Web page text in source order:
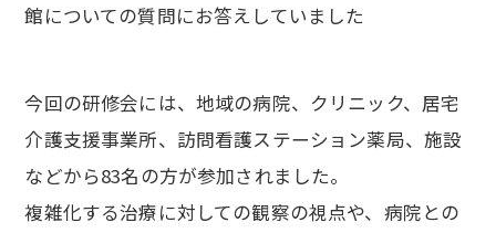
館についての質問にお答えしていました
今回の研修会には、地域の病院、クリニック、居宅
介護支援事業所、訪問看護ステーション薬局、施設
などから83名の方が参加されました。
複雑化する治療に対しての観察の視点や、病院との